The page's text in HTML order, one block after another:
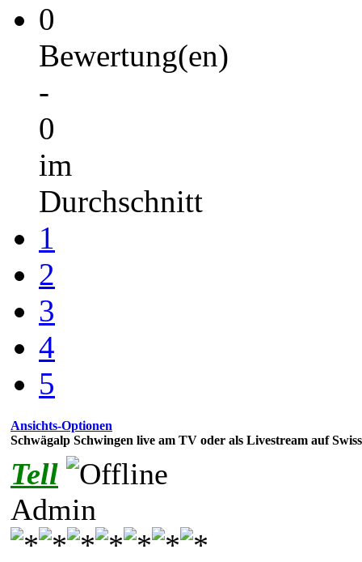
0
Bewertung(en)
-
0
im
Durchschnitt
1
2
3
4
5
Ansichts-Optionen
Schwägalp Schwingen live am TV oder als Livestream auf
Tell
Admin